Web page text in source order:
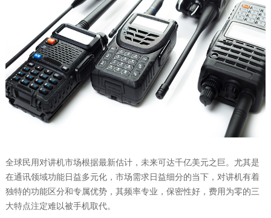
全球民用对讲机市场根据最新估计，未来可达千亿美元之巨。尤其是
在通讯领域功能日益多元化，市场需求日益细分的当下，对讲机有着
独特的功能区分和专属优势，其频率专业，保密性好，费用为零的三
大特点注定难以被手机取代。